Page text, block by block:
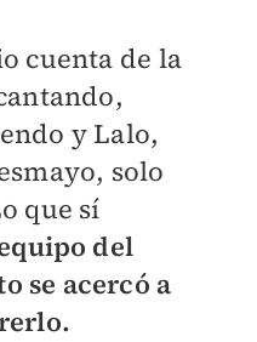
cuenta de la
y Lalo,
solo
que sí
del
se acercó a